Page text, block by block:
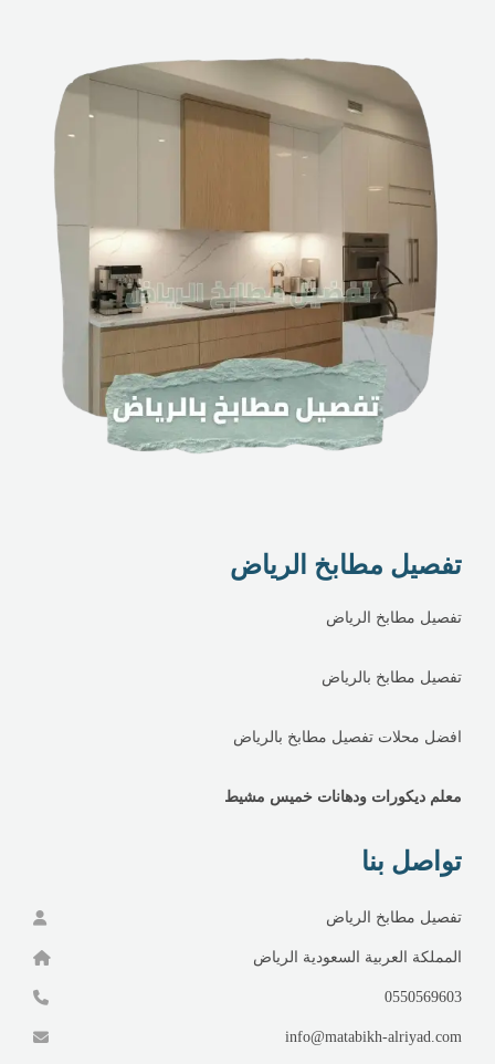
تفصيل مطابخ الرياض
تفصيل مطابخ الرياض
تفصيل مطابخ بالرياض
افضل محلات تفصيل مطابخ بالرياض
معلم ديكورات ودهانات خميس مشيط
تواصل بنا
تفصيل مطابخ الرياض
المملكة العربية السعودية الرياض
0550569603
info@matabikh-alriyad.com